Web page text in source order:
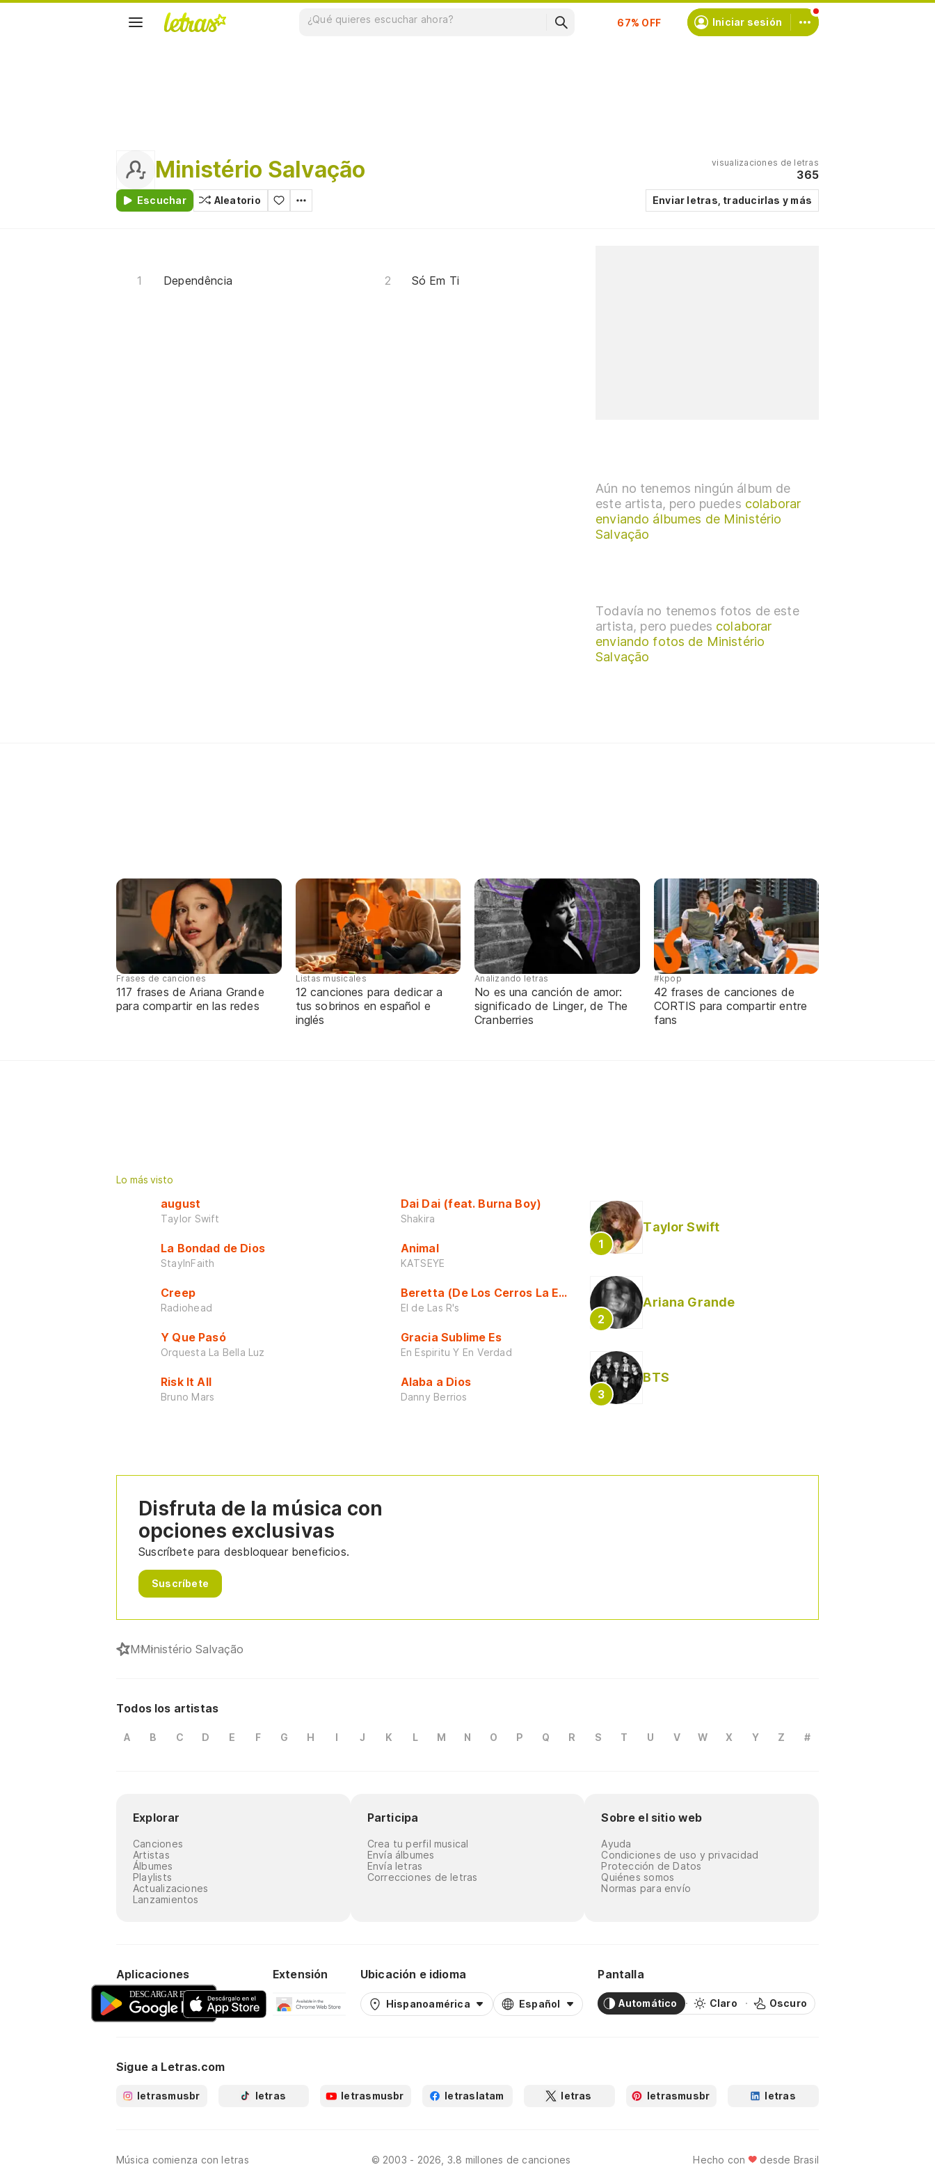
Suscríbete
Iniciar sesión
Ministério Salvação
Escuchar Aleatorio
visualizaciones de letras
365
Enviar letras, traducirlas y más
Dependência Só Em Ti
Aún no tenemos ningún álbum de
este artista, pero puedes colaborar
enviando álbumes de Ministério
Salvação
Todavía no tenemos fotos de este
artista, pero puedes colaborar
enviando fotos de Ministério
Salvação
Frases de canciones
117 frases de Ariana Grande
para compartir en las redes
Listas musicales
12 canciones para dedicar a
tus sobrinos en español e
inglés
Analizando letras
No es una canción de amor:
significado de Linger, de The
Cranberries
#kpop
42 frases de canciones de
CORTIS para compartir entre
fans
Lo más visto
august
Taylor Swift
La Bondad de Dios
StayInFaith
Creep
Radiohead
Y Que Pasó
Orquesta La Bella Luz
Risk It All
Bruno Mars
Dai Dai (feat. Burna Boy)
Shakira
Animal
KATSEYE
Beretta (De Los Cerros La Escuela)
El de Las R's
Gracia Sublime Es
En Espiritu Y En Verdad
Alaba a Dios
Danny Berrios
Taylor Swift
Ariana Grande
BTS
Disfruta de la música con
opciones exclusivas
Suscríbete para desbloquear beneficios.
Suscríbete
MMinistério Salvação
Todos los artistas
A B C D E F G H I J K L M N O P Q R S T U V W X Y Z #
Explorar
Canciones
Artistas
Álbumes
Playlists
Actualizaciones
Lanzamientos
Participa
Crea tu perfil musical
Envía álbumes
Envía letras
Correcciones de letras
Sobre el sitio web
Ayuda
Condiciones de uso y privacidad
Protección de Datos
Quiénes somos
Normas para envío
Aplicaciones Extensión Ubicación e idioma
Hispanoamérica Español
Pantalla
Automático Claro Oscuro
Sigue a Letras.com
letrasmusbr letras letrasmusbr letraslatam letras letrasmusbr letras
Música comienza con letras © 2003 - 2026, 3.8 millones de canciones Hecho con desde Brasil